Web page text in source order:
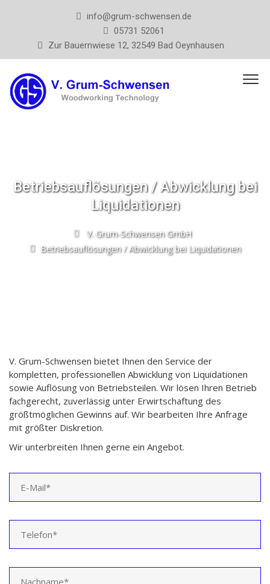
info@grum-schwensen.de
05731 52061
Zur Bauernwiese 12, 32549 Bad Oeynhausen
Betriebsauflösungen / Abwicklung bei
Liquidationen
V. Grum-Schwensen GmbH
Betriebsauflösungen / Abwicklung bei Liquidationen
V. Grum-Schwensen bietet Ihnen den Service der
kompletten, professionellen Abwicklung von Liquidationen
sowie Auflösung von Betriebsteilen. Wir lösen Ihren Betrieb
fachgerecht, zuverlässig unter Erwirtschaftung des
größtmöglichen Gewinns auf. Wir bearbeiten Ihre Anfrage
mit größter Diskretion.
Wir unterbreiten Ihnen gerne ein Angebot.